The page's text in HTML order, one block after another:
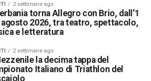
2 settimane ago
torna Allegro con Brio, dall’1
agosto 2026, tra teatro, spettacolo,
e letteratura
2 settimane ago
la decima tappa del
Italiano di Triathlon del